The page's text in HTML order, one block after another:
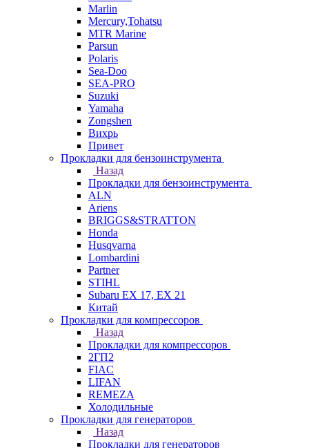
Marlin
Mercury,Tohatsu
MTR Marine
Parsun
Polaris
Sea-Doo
SEA-PRO
Suzuki
Yamaha
Zongshen
Вихрь
Привет
Прокладки для бензоинструмента
Назад
Прокладки для бензоинструмента
ALN
Ariens
BRIGGS&STRATTON
Honda
Husqvarna
Lombardini
Partner
STIHL
Subaru EX 17, EX 21
Китай
Прокладки для компрессоров
Назад
Прокладки для компрессоров
2ГП2
FIAC
LIFAN
REMEZA
Холодильные
Прокладки для генераторов
Назад
Прокладки для генераторов